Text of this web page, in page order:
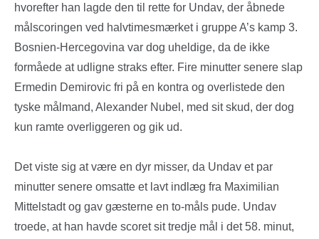
hvorefter han lagde den til rette for Undav, der åbnede
målscoringen ved halvtimesmærket i gruppe A’s kamp 3.
Bosnien-Hercegovina var dog uheldige, da de ikke
formåede at udligne straks efter. Fire minutter senere slap
Ermedin Demirovic fri på en kontra og overlistede den
tyske målmand, Alexander Nubel, med sit skud, der dog
kun ramte overliggeren og gik ud.
Det viste sig at være en dyr misser, da Undav et par
minutter senere omsatte et lavt indlæg fra Maximilian
Mittelstadt og gav gæsterne en to-måls pude. Undav
troede, at han havde scoret sit tredje mål i det 58. minut,